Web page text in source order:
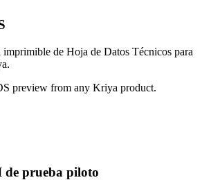
imprimible de Hoja de Datos Técnicos para
preview from any Kriya product.
de prueba piloto